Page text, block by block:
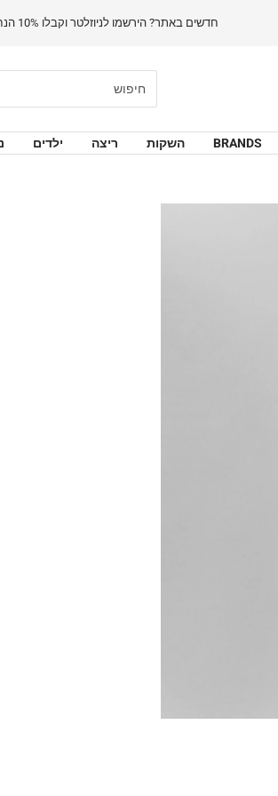
חדשים באתר? הירשמו לניוזלטר וקבלו 10% הנחה
ילדים ריצה השקות BRANDS